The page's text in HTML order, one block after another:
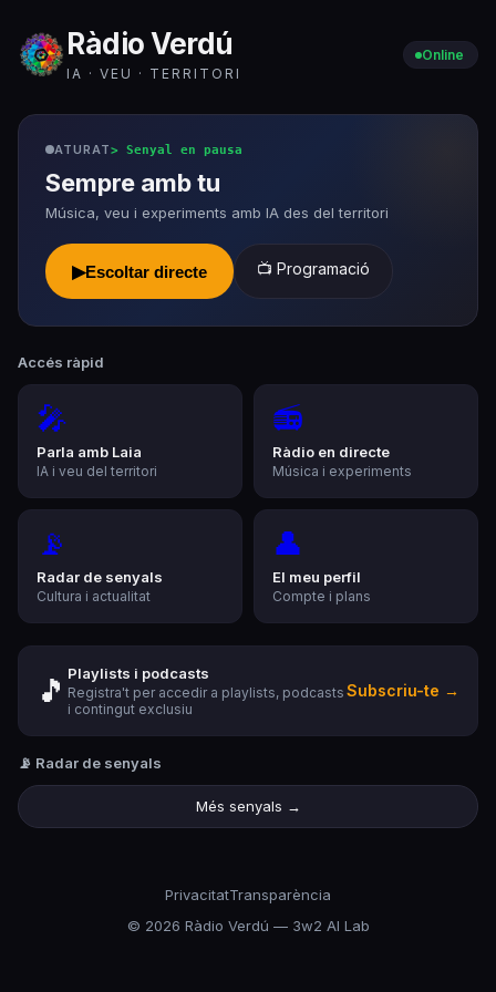
Ràdio Verdú
IA · VEU · TERRITORI
Online
ATURAT> Senyal en pausa
Sempre amb tu
Música, veu i experiments amb IA des del territori
▶Escoltar directe 📺 Programació
Accés ràpid
🎤
Parla amb Laia
IA i veu del territori
📻
Ràdio en directe
Música i experiments
📡
Radar de senyals
Cultura i actualitat
👤
El meu perfil
Compte i plans
🎵 Playlists i podcasts
Registra't per accedir a playlists, podcasts
i contingut exclusiu
Subscriu-te →
📡 Radar de senyals
Més senyals →
PrivacitatTransparència
© 2026 Ràdio Verdú — 3w2 AI Lab